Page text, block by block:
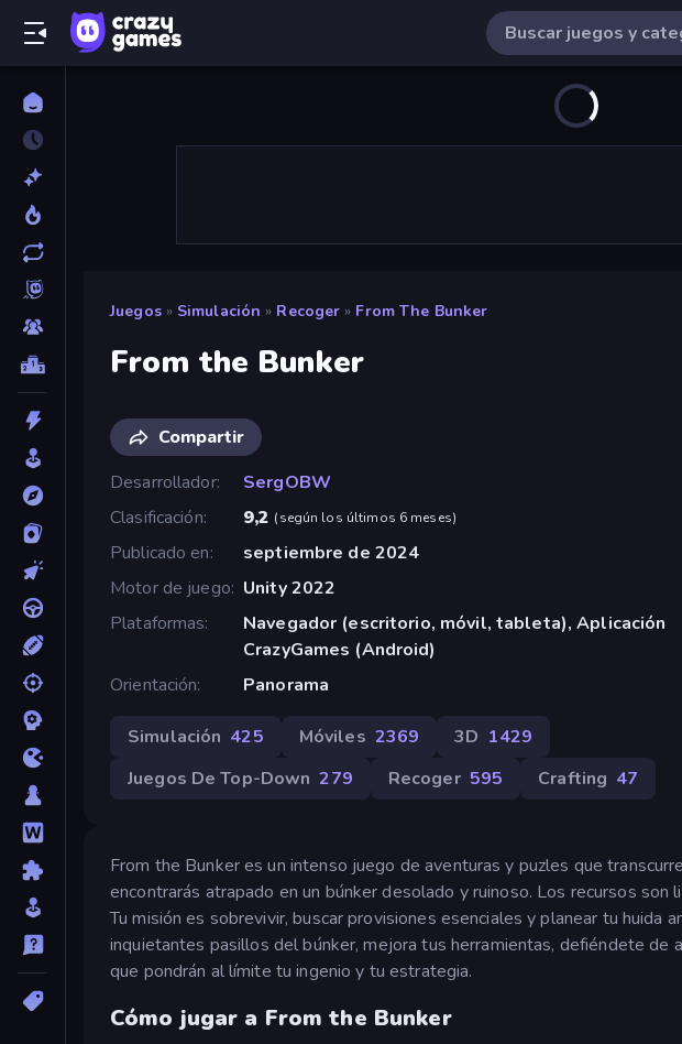
Juegos » Simulación » Recoger » From The Bunker
From the Bunker
Compartir
Desarrollador
SergOBW
Clasificación
9,2 (según los últimos 6 meses)
Publicado en
septiembre de 2024
Motor de juego Unity 2022
Plataformas
Navegador (escritorio, móvil, tableta), Aplicación
CrazyGames (Android)
Orientación
Panorama
Simulación 425 Móviles 2369 3D 1429
Juegos De Top-Down 279 Recoger 595 Crafting 47
From the Bunker es un intenso juego de aventuras y puzles que
encontrarás atrapado en un búnker desolado y ruinoso. Los recursos son
Tu misión es sobrevivir, buscar provisiones esenciales y planear tu huida
inquietantes pasillos del búnker, mejora tus herramientas, defiéndete de
que pondrán al límite tu ingenio y tu estrategia.
Cómo jugar a From the Bunker